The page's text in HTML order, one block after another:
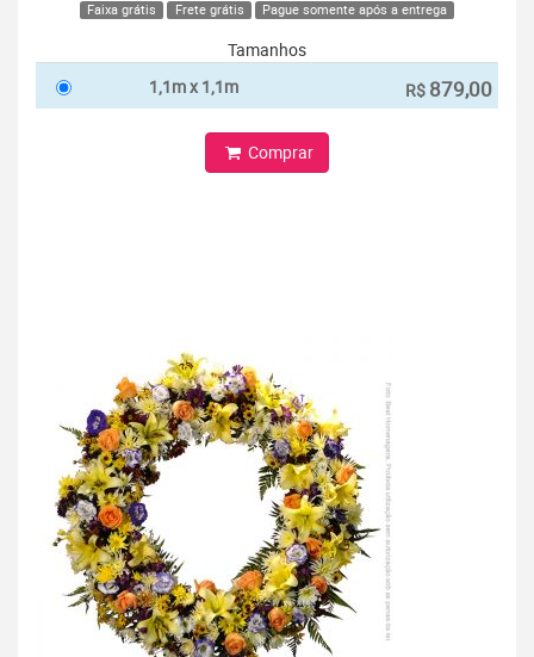
Faixa grátis Frete grátis Pague somente após a entrega
Tamanhos
1,1m x 1,1m
R$ 879,00
Comprar